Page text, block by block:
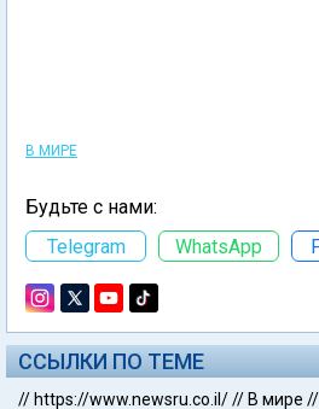
В МИРЕ
Будьте с нами:
Telegram
WhatsApp
ССЫЛКИ ПО ТЕМЕ
// https://www.newsru.co.il/// В мире //